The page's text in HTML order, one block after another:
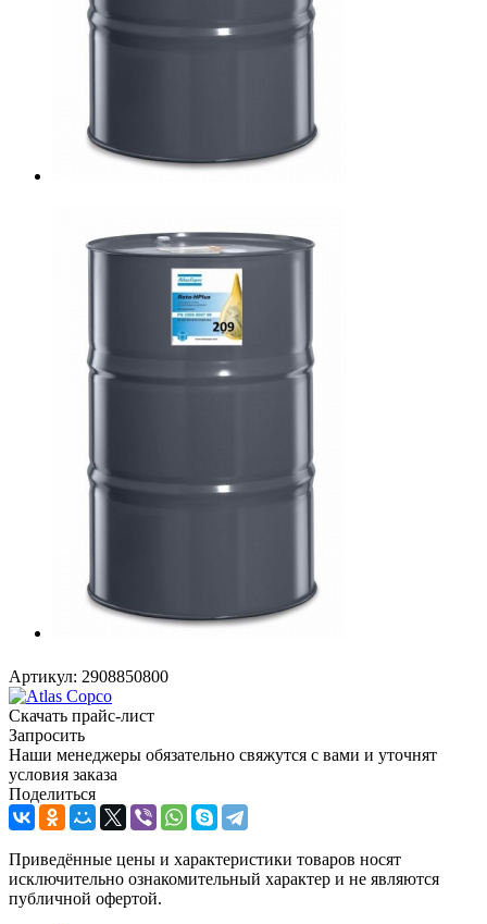
Артикул: 2908850800
Скачать прайс-лист
Запросить
Наши менеджеры обязательно свяжутся с вами и уточнят
условия заказа
Поделиться
Приведённые цены и характеристики товаров носят
исключительно ознакомительный характер и не являются
публичной офертой.